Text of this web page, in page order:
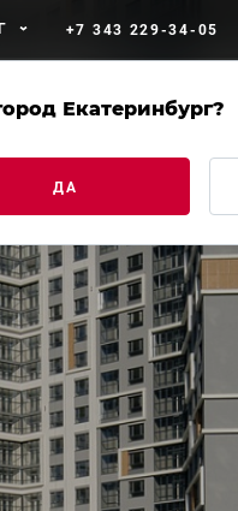
+7 343 229-34-05
ПРОМЫШЛЕННОЕ
Екатеринбург?
ДА